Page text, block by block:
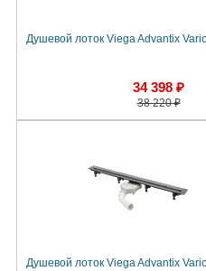
Душевой лоток Viega Advantix
34 398 ₽
38 220 ₽
Душевой лоток Viega Advantix